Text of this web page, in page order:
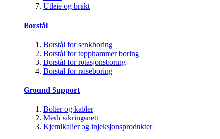
Utleie og brukt
Borstål
Borstål for senkboring
Borstål for topphammer boring
Borstål for rotasjonsboring
Borstål for raiseboring
Ground Support
Bolter og kabler
Mesh-sikringsnett
Kjemikalier og injeksjonsprodukter